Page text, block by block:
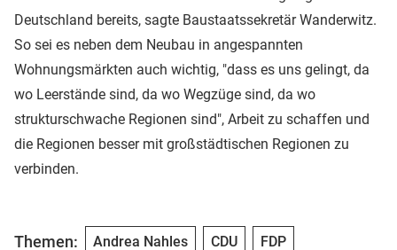
Deutschland bereits, sagte Baustaatssekretär Wanderwitz.
So sei es neben dem Neubau in angespannten
Wohnungsmärkten auch wichtig, "dass es uns gelingt, da
wo Leerstände sind, da wo Wegzüge sind, da wo
strukturschwache Regionen sind", Arbeit zu schaffen und
die Regionen besser mit großstädtischen Regionen zu
verbinden.
Themen: Andrea Nahles CDU FDP